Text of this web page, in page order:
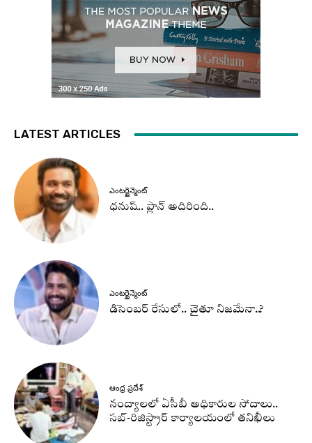
LATEST ARTICLES
ఎంటర్టైన్మెంట్
ధనుష్‌.. ప్లాన్ అదిరింది..
ఎంటర్టైన్మెంట్
డిసెంబర్ రేసులో.. చైతూ నిజమేనా..?
ఆంధ్ర ప్రదేశ్
నంద్యాలలో ఏసీబీ అధికారుల సోదాలు..
సబ్-రిజిస్ట్రార్ కార్యాలయంలో తనిఖీలు